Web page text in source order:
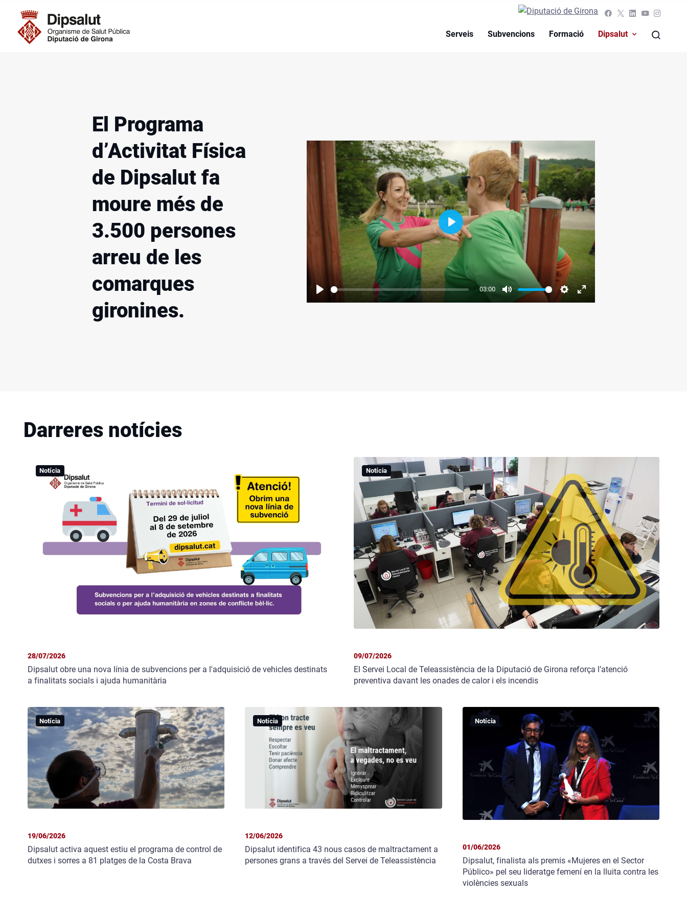
Navegació principal Serveis Subvencions Formació Dipsalut
El Programa
d’Activitat Física
de Dipsalut fa
moure més de
3.500 persones
arreu de les
comarques
gironines. Play
03:00
Mute Settings
Enter
Play
Darreres notícies
Notícia
28/07/2026
Dipsalut obre una nova línia de subvencions per a l'adquisició de vehicles destinats
a finalitats socials i ajuda humanitària
Notícia
09/07/2026
El Servei Local de Teleassistència de la Diputació de Girona reforça l’atenció
preventiva davant les onades de calor i els incendis
Notícia
19/06/2026
Dipsalut activa aquest estiu el programa de control de
dutxes i sorres a 81 platges de la Costa Brava
Notícia
12/06/2026
Dipsalut identifica 43 nous casos de maltractament a
persones grans a través del Servei de Teleassistència
Notícia
01/06/2026
Dipsalut, finalista als premis «Mujeres en el Sector
Público» pel seu lideratge femení en la lluita contra les
violències sexuals